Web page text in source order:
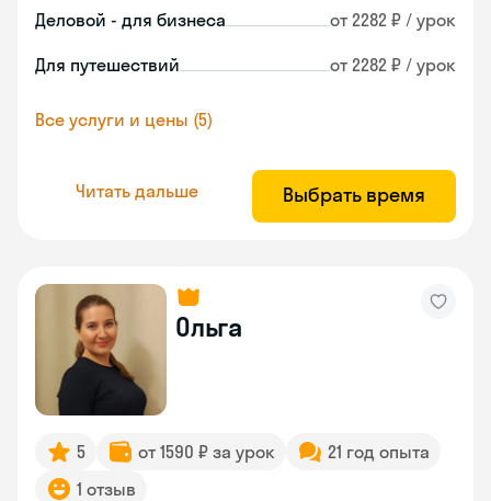
Деловой - для бизнеса от 2282 ₽ / урок
Для путешествий от 2282 ₽ / урок
Все услуги и цены (5)
Читать дальше Выбрать время
Ольга
5 от 1590 ₽ за урок
21 год опыта
1 отзыв